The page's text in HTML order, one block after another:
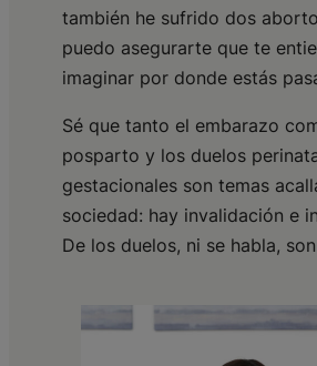
también he sufrido dos
puedo asegurarte que te
imaginar por donde estás
Sé que tanto el embarazo
posparto y los duelos
gestacionales son temas
sociedad: hay invalidación e
De los duelos, ni se habla,